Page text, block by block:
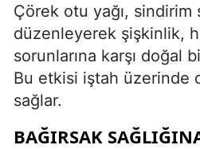
Çörek otu yağı, sindirim
düzenleyerek şişkinlik,
sorunlarına karşı doğal
Bu etkisi iştah üzerinde
sağlar.
BAĞIRSAK